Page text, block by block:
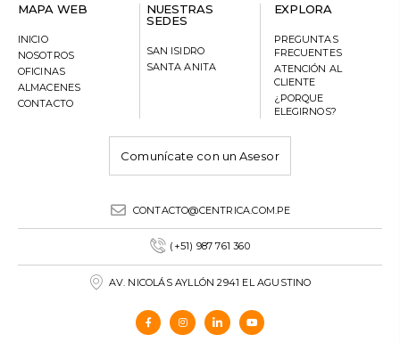
MAPA WEB
INICIO
NOSOTROS
OFICINAS
ALMACENES
CONTACTO
NUESTRAS
SEDES
SAN ISIDRO
SANTA ANITA
EXPLORA
PREGUNTAS
FRECUENTES
ATENCIÓN AL
CLIENTE
¿PORQUE
ELEGIRNOS?
Comunícate con un Asesor
CONTACTO@CENTRICA.COM.PE
(+51) 987 761 360
AV. NICOLÁS AYLLÓN 2941 EL AGUSTINO